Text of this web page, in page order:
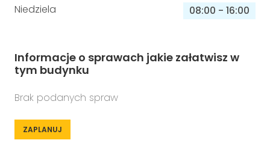
Niedziela
08:00 - 16:00
Informacje o sprawach jakie załatwisz w
tym budynku
Brak podanych spraw
ZAPLANUJ